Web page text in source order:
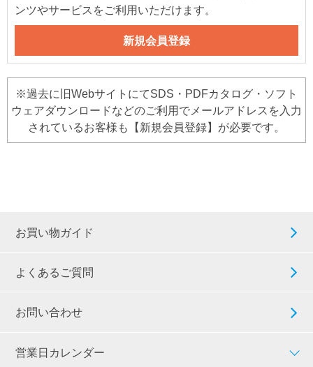
ンツやサービスをご利用いただけます。
※過去に旧WebサイトにてSDS・PDFカタログ・ソフト
ウェアダウンロードなどのご利用でメールアドレスを入力
されているお客様も【新規会員登録】が必要です。
お買い物ガイド
よくあるご質問
お問い合わせ
営業日カレンダー